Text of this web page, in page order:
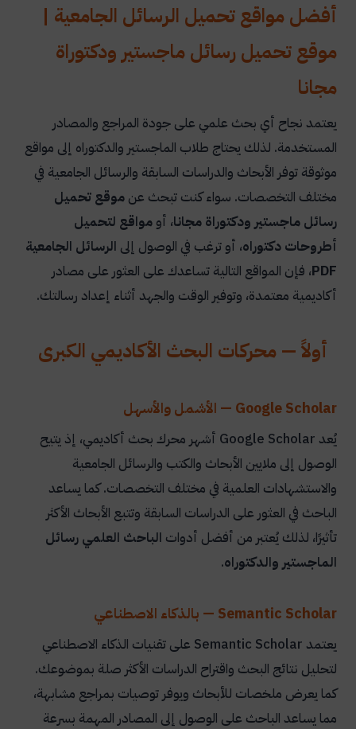
أفضل مواقع تحميل الرسائل الجامعية |
موقع تحميل رسائل ماجستير ودكتوراة
مجانا
يعتمد نجاح أي بحث علمي على جودة المراجع والمصادر
المستخدمة. لذلك يحتاج طلاب الماجستير والدكتوراه إلى مواقع
موثوقة توفر الأبحاث والدراسات السابقة والرسائل الجامعية في
مختلف التخصصات. سواء كنت تبحث عن موقع تحميل
رسائل ماجستير ودكتوراة مجانا، أو مواقع لتحميل
أطروحات دكتوراه، أو ترغب في الوصول إلى الرسائل الجامعية
PDF، فإن المواقع التالية تساعدك على العثور على مصادر
أكاديمية معتمدة، وتوفير الوقت والجهد أثناء إعداد رسالتك.
أولاً — محركات البحث الأكاديمي الكبرى
Google Scholar — الأشمل والأسهل
يُعد Google Scholar أشهر محرك بحث أكاديمي، إذ يتيح
الوصول إلى ملايين الأبحاث والكتب والرسائل الجامعية
والاستشهادات العلمية في مختلف التخصصات. كما يساعد
الباحث في العثور على الدراسات السابقة وتتبع الأبحاث الأكثر
تأثيرًا، لذلك يُعتبر من أفضل أدوات الباحث العلمي رسائل
الماجستير والدكتوراه.
Semantic Scholar — بالذكاء الاصطناعي
يعتمد Semantic Scholar على تقنيات الذكاء الاصطناعي
لتحليل نتائج البحث واقتراح الدراسات الأكثر صلة بموضوعك.
كما يعرض ملخصات للأبحاث ويوفر توصيات بمراجع مشابهة،
مما يساعد الباحث على الوصول إلى المصادر المهمة بسرعة